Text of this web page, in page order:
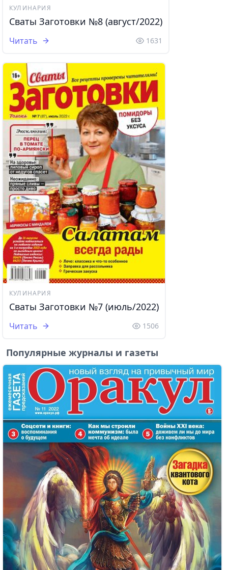
КУЛИНАРИЯ
Сваты Заготовки №8 (август/2022)
Читать 1631
КУЛИНАРИЯ
Сваты Заготовки №7 (июль/2022)
Читать 1506
Популярные журналы и газеты